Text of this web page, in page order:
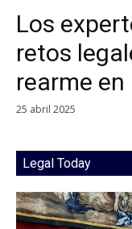
Los
retos
rearme en
25 abril 2025
Legal Today